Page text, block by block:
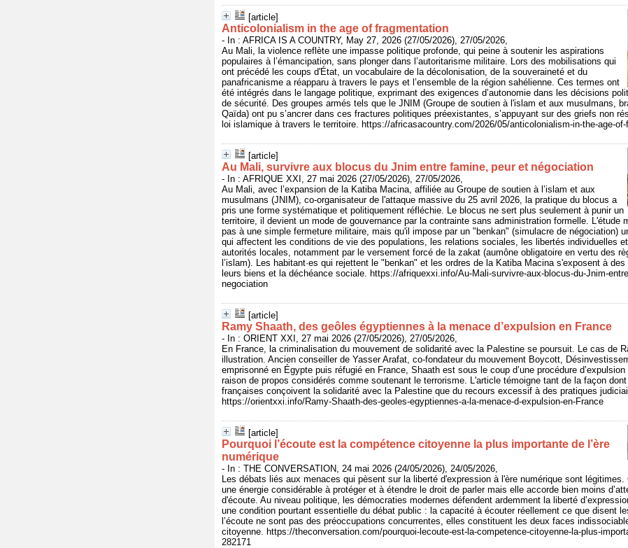
[article]
Anticolonialism in the age of fragmentation
- In : AFRICA IS A COUNTRY, May 27, 2026 (27/05/2026), 27/05/2026,
Au Mali, la violence reflète une impasse politique profonde, qui peine à soutenir les aspirations
populaires à l’émancipation, sans plonger dans l’autoritarisme militaire. Lors des mobilisations qui
ont précédé les coups d'État, un vocabulaire de la décolonisation, de la souveraineté et du
panafricanisme a réapparu à travers le pays et l’ensemble de la région sahélienne. Ces termes ont
été intégrés dans le langage politique, exprimant des exigences d’autonomie dans les décisions
de sécurité. Des groupes armés tels que le JNIM (Groupe de soutien à l'islam et aux musulmans,
Qaïda) ont pu s’ancrer dans ces fractures politiques préexistantes, s’appuyant sur des griefs non
loi islamique à travers le territoire. https://africasacountry.com/2026/05/anticolonialism-in-the-age-
[article]
Au Mali, survivre aux blocus du Jnim entre famine, peur et négociation
- In : AFRIQUE XXI, 27 mai 2026 (27/05/2026), 27/05/2026,
Au Mali, avec l’expansion de la Katiba Macina, affiliée au Groupe de soutien à l’islam et aux
musulmans (JNIM), co-organisateur de l'attaque massive du 25 avril 2026, la pratique du blocus a
pris une forme systématique et politiquement réfléchie. Le blocus ne sert plus seulement à punir un
territoire, il devient un mode de gouvernance par la contrainte sans administration formelle. L'étude
pas à une simple fermeture militaire, mais qu'il impose par un "benkan" (simulacre de négociation)
qui affectent les conditions de vie des populations, les relations sociales, les libertés individuelles
autorités locales, notamment par le versement forcé de la zakat (aumône obligatoire en vertu des
l’islam). Les habitant·es qui rejettent le "benkan" et les ordres de la Katiba Macina s'exposent à
leurs biens et la déchéance sociale. https://afriquexxi.info/Au-Mali-survivre-aux-blocus-du-Jnim-
negociation
[article]
Ramy Shaath, des geôles égyptiennes à la menace d’expulsion en France
- In : ORIENT XXI, 27 mai 2026 (27/05/2026), 27/05/2026,
En France, la criminalisation du mouvement de solidarité avec la Palestine se poursuit. Le cas de
illustration. Ancien conseiller de Yasser Arafat, co-fondateur du mouvement Boycott,
emprisonné en Égypte puis réfugié en France, Shaath est sous le coup d’une procédure
raison de propos considérés comme soutenant le terrorisme. L'article témoigne tant de la façon
françaises conçoivent la solidarité avec la Palestine que du recours excessif à des pratiques
https://orientxxi.info/Ramy-Shaath-des-geoles-egyptiennes-a-la-menace-d-expulsion-en-France
[article]
Pourquoi l’écoute est la compétence citoyenne la plus importante de l’ère
numérique
- In : THE CONVERSATION, 24 mai 2026 (24/05/2026), 24/05/2026,
Les débats liés aux menaces qui pèsent sur la liberté d'expression à l'ère numérique sont
une énergie considérable à protéger et à étendre le droit de parler mais elle accorde bien moins
d'écoute. Au niveau politique, les démocraties modernes défendent ardemment la liberté
une condition pourtant essentielle du débat public : la capacité à écouter réellement ce que disent
l’écoute ne sont pas des préoccupations concurrentes, elles constituent les deux faces
citoyenne. https://theconversation.com/pourquoi-lecoute-est-la-competence-citoyenne-la-plus-
282171